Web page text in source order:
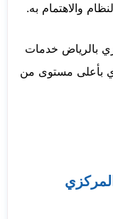
والاهتمام به.
بالرياض خدمات
بأعلى مستوى من